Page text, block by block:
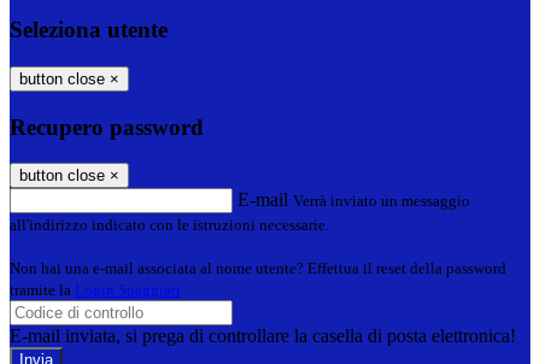
Seleziona utente
button close ×
Recupero password
button close ×
E-mail Verrà inviato un messaggio
all'indirizzo indicato con le istruzioni necessarie.
Non hai una e-mail associata al nome utente? Effettua il reset della password
tramite la Login Spaggiari
E-mail inviata, si prega di controllare la casella di posta elettronica!